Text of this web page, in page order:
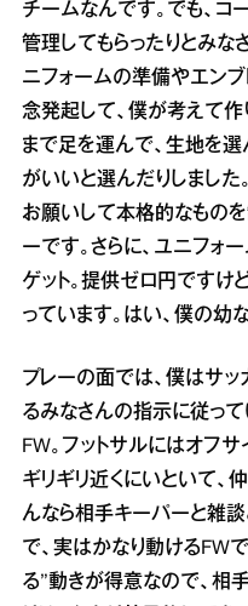
チームなんです。でも、コ
管理してもらったりとみな
ニフォームの準備やエンブ
念発起して、僕が考えて作
まで足を運んで、生地を選
がいいと選んだりしました
お願いして本格的なもの
ーです。さらに、ユニフォ
ゲット。提供ゼロ円ですけ
っています。はい、僕の幼
プレーの面では、僕はサ
るみなさんの指示に従っ
FW。フットサルにはオフ
ギリギリ近くにいといて、
んなら相手キーパーと雑
で、実はかなり動けるFW
る”動きが得意なので、相